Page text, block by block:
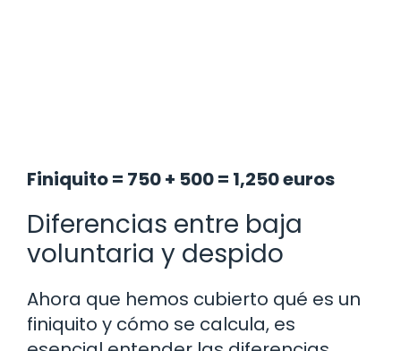
Finiquito = 750 + 500 = 1,250 euros
Diferencias entre baja
voluntaria y despido
Ahora que hemos cubierto qué es un
finiquito y cómo se calcula, es